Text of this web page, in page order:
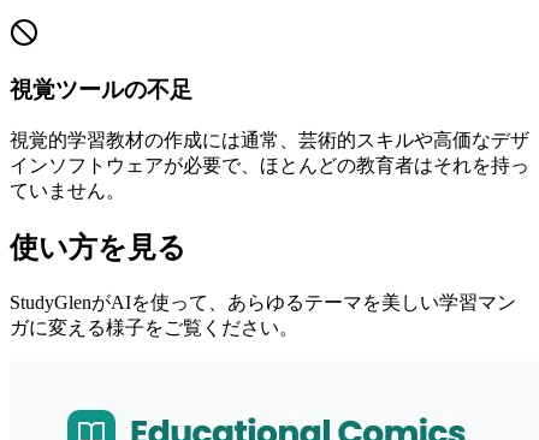
視覚ツールの不足
視覚的学習教材の作成には通常、芸術的スキルや高価なデザ
インソフトウェアが必要で、ほとんどの教育者はそれを持っ
ていません。
使い方を見る
StudyGlenがAIを使って、あらゆるテーマを美しい学習マン
ガに変える様子をご覧ください。